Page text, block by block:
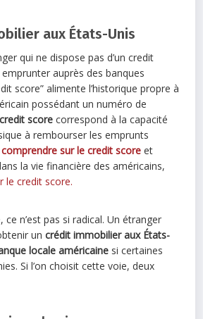
aux États-Unis
qui ne dispose pas d’un credit
auprès des banques
score” alimente l’historique propre à
possédant un numéro de
credit scorecorrespond à la capacité
à rembourser les emprunts
sur le credit score et
la vie financière des américains,
le credit score.
ce n’est pas si radical. Un étranger
uncrédit immobilier aux États-
locale américaine si certaines
Si l’on choisit cette voie, deux